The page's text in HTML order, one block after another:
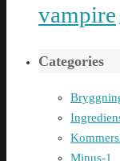
vampire
Categories
Minus-1